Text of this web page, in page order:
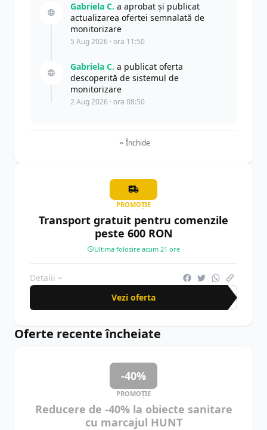
Gabriela C. a aprobat și publicat
actualizarea ofertei semnalată de
monitorizare
5 Aug 2026 · ora 11:50
Gabriela C. a publicat oferta
descoperită de sistemul de
monitorizare
2 Aug 2026 · ora 08:50
Închide
PROMOȚIE
Transport gratuit pentru comenzile
peste 600 RON
Ultima folosire acum 21 ore
Detalii
Vezi oferta
Oferte recente încheiate
-40%
PROMOȚIE
Reducere de -40% la obiecte sanitare
cu marcajul HUNT